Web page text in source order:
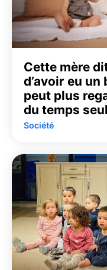
Cette mère
d’avoir eu un
peut plus
du temps
Société